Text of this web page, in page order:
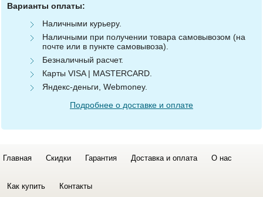
Варианты оплаты:
Наличными курьеру.
Наличными при получении товара самовывозом (на
почте или в пункте самовывоза).
Безналичный расчет.
Карты VISA | MASTERCARD.
Яндекс-деньги, Webmoney.
Подробнее о доставке и оплате
Главная Скидки Гарантия Доставка и оплата О нас
Как купить Контакты